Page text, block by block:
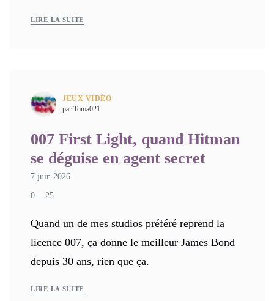
LIRE LA SUITE
JEUX VIDÉO
par Toma021
007 First Light, quand Hitman
se déguise en agent secret
7 juin 2026
0 25
Quand un de mes studios préféré reprend la
licence 007, ça donne le meilleur James Bond
depuis 30 ans, rien que ça.
LIRE LA SUITE